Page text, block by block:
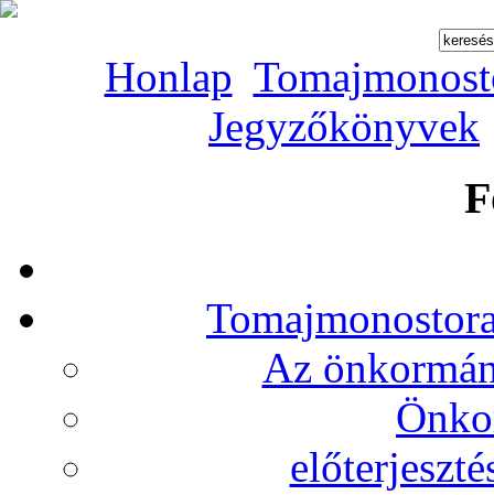
Honlap
Jegyzőkönyvek
Az